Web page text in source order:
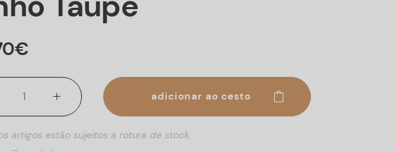
€
adicionar ao cesto
artigos estão sujeitos a rotura de stock.